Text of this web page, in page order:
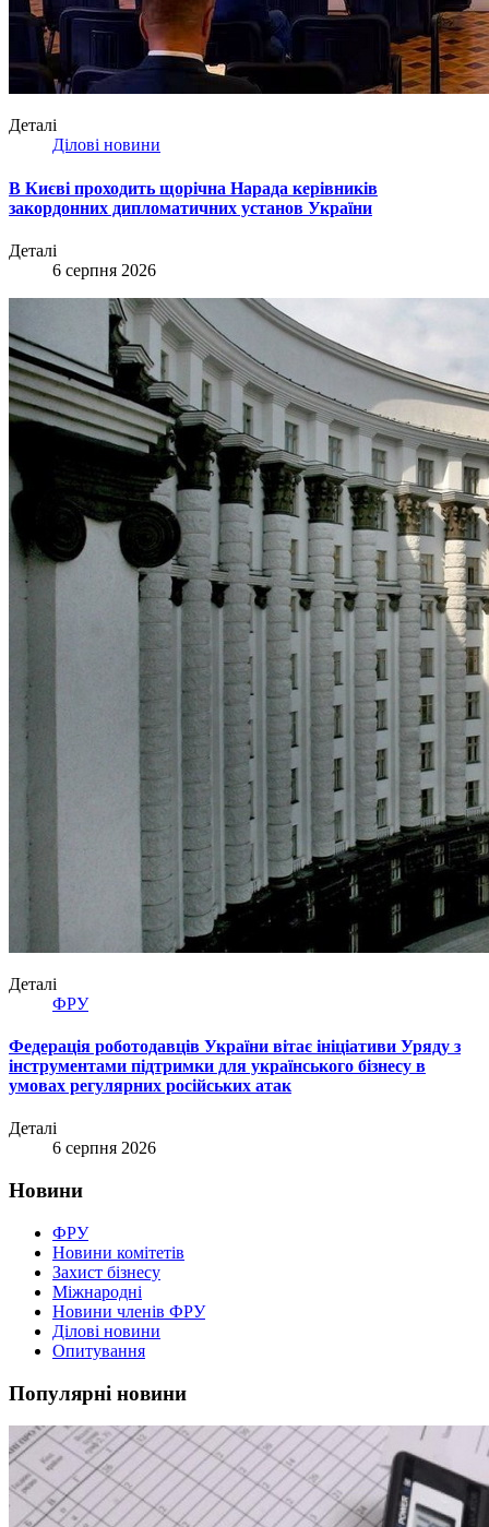
Деталі
Ділові новини
В Києві проходить щорічна Нарада керівників
закордонних дипломатичних установ України
Деталі
6 серпня 2026
Деталі
ФРУ
Федерація роботодавців України вітає ініціативи Уряду з
інструментами підтримки для українського бізнесу в
умовах регулярних російських атак
Деталі
6 серпня 2026
Новини
ФРУ
Новини комітетів
Захист бізнесу
Міжнародні
Новини членів ФРУ
Ділові новини
Опитування
Популярні новини